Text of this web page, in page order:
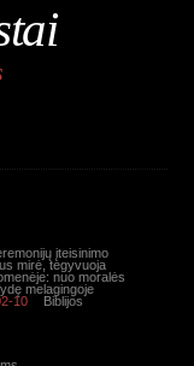
įteisinimo
mirė, tegyvuoja
nuo moralės
melagingoje
10
Biblijos